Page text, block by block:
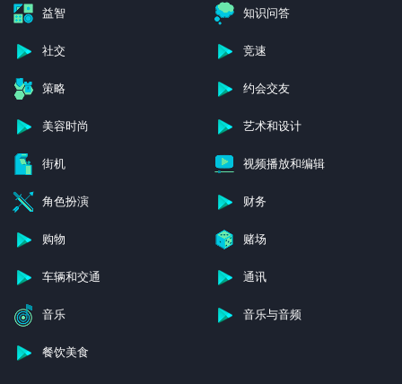
益智 知识问答
社交 竞速
策略 约会交友
美容时尚 艺术和设计
街机 视频播放和编辑
角色扮演 财务
购物 赌场
车辆和交通 通讯
音乐 音乐与音频
餐饮美食